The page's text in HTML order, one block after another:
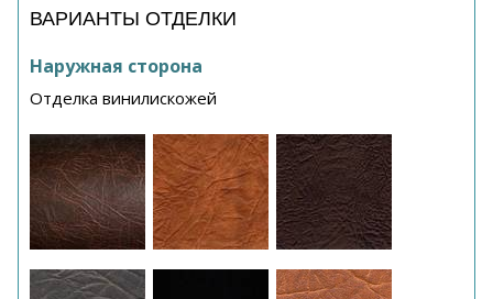
ВАРИАНТЫ ОТДЕЛКИ
Наружная сторона
Отделка винилискожей